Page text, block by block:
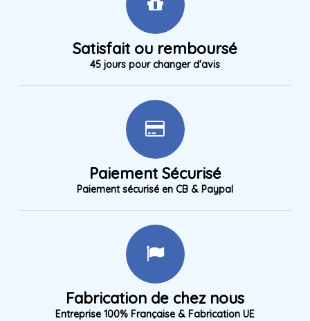
Satisfait ou remboursé
45 jours pour changer d'avis
Paiement Sécurisé
Paiement sécurisé en CB & Paypal
Fabrication de chez nous
Entreprise 100% Française & Fabrication UE